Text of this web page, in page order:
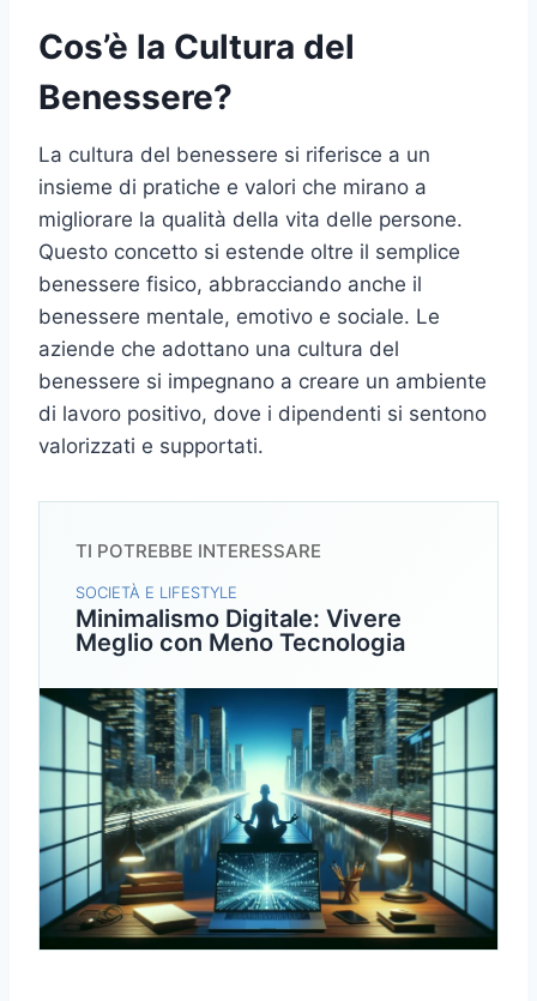
Cos’è la Cultura del
Benessere?
La cultura del benessere si riferisce a un
insieme di pratiche e valori che mirano a
migliorare la qualità della vita delle persone.
Questo concetto si estende oltre il semplice
benessere fisico, abbracciando anche il
benessere mentale, emotivo e sociale. Le
aziende che adottano una cultura del
benessere si impegnano a creare un ambiente
di lavoro positivo, dove i dipendenti si sentono
valorizzati e supportati.
TI POTREBBE INTERESSARE
SOCIETÀ E LIFESTYLE
Minimalismo Digitale: Vivere
Meglio con Meno Tecnologia